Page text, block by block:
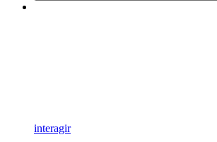
interagir